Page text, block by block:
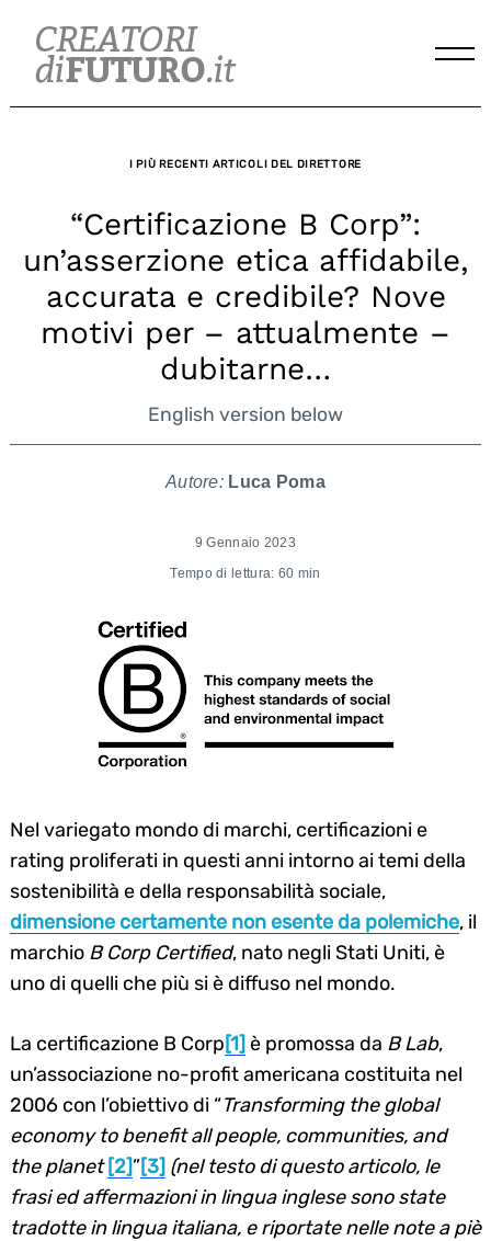
content
I PIÙ RECENTI ARTICOLI DEL DIRETTORE
“Certificazione B Corp”:
un’asserzione etica affidabile,
accurata e credibile? Nove
motivi per – attualmente –
dubitarne…
English version below
Autore: Luca Poma
9 Gennaio 2023
Tempo di lettura: 60 min
Nel variegato mondo di marchi, certificazioni e
rating proliferati in questi anni intorno ai temi della
sostenibilità e della responsabilità sociale,
dimensione certamente non esente da polemiche, il
marchio B Corp Certified, nato negli Stati Uniti, è
uno di quelli che più si è diffuso nel mondo.
La certificazione B Corp[1]è promossa da B Lab,
un’associazione no-profit americana costituita nel
2006 con l’obiettivo di “Transforming the global
economy to benefit all people, communities, and
the planet[2]”[3] (nel testo di questo articolo, le
frasi ed affermazioni in lingua inglese sono state
tradotte in lingua italiana, e riportate nelle note a piè